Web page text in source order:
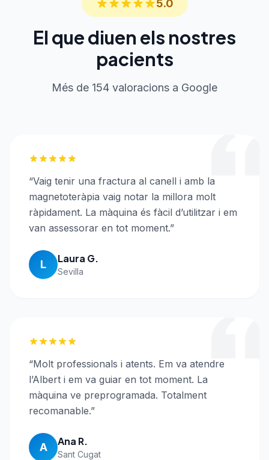
5.0
El que diuen els nostres
pacients
Més de 154 valoracions a Google
“Vaig tenir una fractura al canell i amb la
magnetoteràpia vaig notar la millora molt
ràpidament. La màquina és fàcil d’utilitzar i em
van assessorar en tot moment.”
L Laura G.
Sevilla
“Molt professionals i atents. Em va atendre
l’Albert i em va guiar en tot moment. La
màquina ve preprogramada. Totalment
recomanable.”
A Ana R.
Sant Cugat